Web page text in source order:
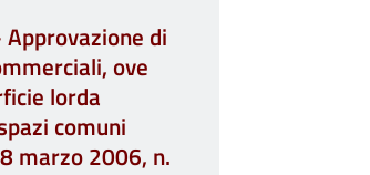
di
ove
lorda
comuni
marzo 2006, n.